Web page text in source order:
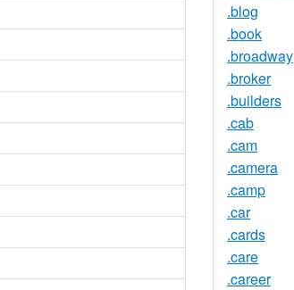
.blog
.book
.broadway
.broker
.builders
.cab
.cam
.camera
.camp
.car
.cards
.care
.career